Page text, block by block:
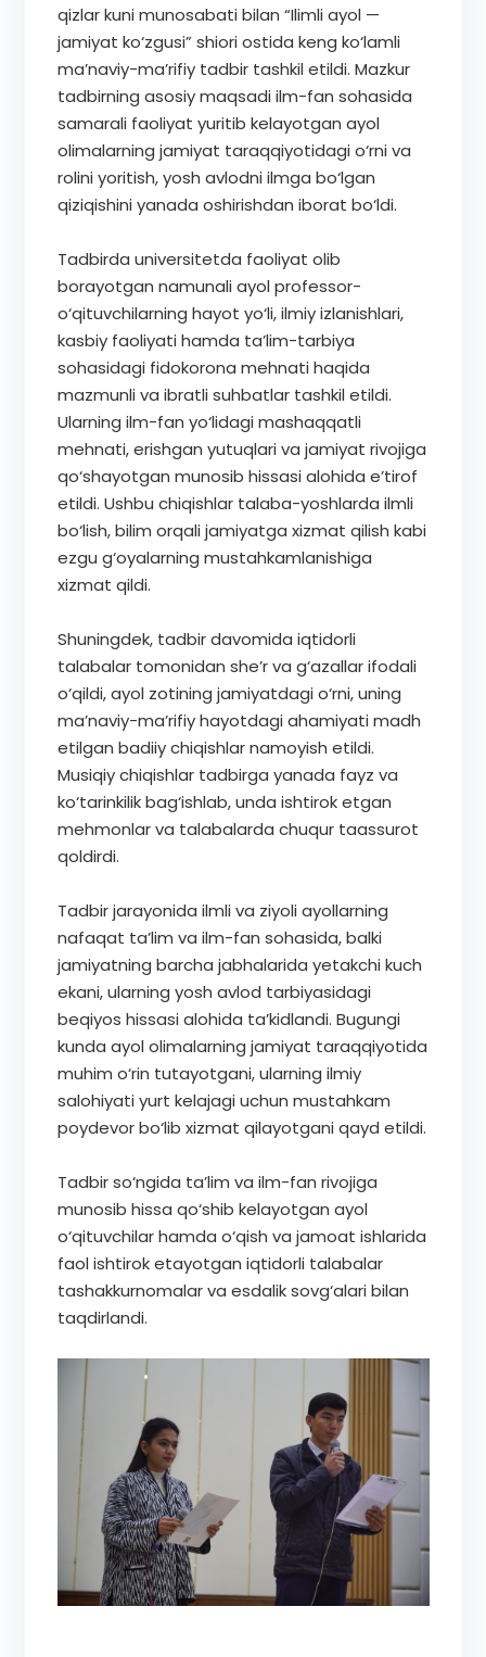
qizlar kuni munosabati bilan “Ilimli ayol —
jamiyat ko‘zgusi” shiori ostida keng ko‘lamli
ma’naviy-ma’rifiy tadbir tashkil etildi. Mazkur
tadbirning asosiy maqsadi ilm-fan sohasida
samarali faoliyat yuritib kelayotgan ayol
olimalarning jamiyat taraqqiyotidagi o‘rni va
rolini yoritish, yosh avlodni ilmga bo‘lgan
qiziqishini yanada oshirishdan iborat bo‘ldi.
Tadbirda universitetda faoliyat olib
borayotgan namunali ayol professor-
o‘qituvchilarning hayot yo‘li, ilmiy izlanishlari,
kasbiy faoliyati hamda ta’lim-tarbiya
sohasidagi fidokorona mehnati haqida
mazmunli va ibratli suhbatlar tashkil etildi.
Ularning ilm-fan yo‘lidagi mashaqqatli
mehnati, erishgan yutuqlari va jamiyat rivojiga
qo‘shayotgan munosib hissasi alohida e’tirof
etildi. Ushbu chiqishlar talaba-yoshlarda ilmli
bo‘lish, bilim orqali jamiyatga xizmat qilish kabi
ezgu g‘oyalarning mustahkamlanishiga
xizmat qildi.
Shuningdek, tadbir davomida iqtidorli
talabalar tomonidan she’r va g‘azallar ifodali
o‘qildi, ayol zotining jamiyatdagi o‘rni, uning
ma’naviy-ma’rifiy hayotdagi ahamiyati madh
etilgan badiiy chiqishlar namoyish etildi.
Musiqiy chiqishlar tadbirga yanada fayz va
ko‘tarinkilik bag‘ishlab, unda ishtirok etgan
mehmonlar va talabalarda chuqur taassurot
qoldirdi.
Tadbir jarayonida ilmli va ziyoli ayollarning
nafaqat ta’lim va ilm-fan sohasida, balki
jamiyatning barcha jabhalarida yetakchi kuch
ekani, ularning yosh avlod tarbiyasidagi
beqiyos hissasi alohida ta’kidlandi. Bugungi
kunda ayol olimalarning jamiyat taraqqiyotida
muhim o‘rin tutayotgani, ularning ilmiy
salohiyati yurt kelajagi uchun mustahkam
poydevor bo‘lib xizmat qilayotgani qayd etildi.
Tadbir so‘ngida ta’lim va ilm-fan rivojiga
munosib hissa qo‘shib kelayotgan ayol
o‘qituvchilar hamda o‘qish va jamoat ishlarida
faol ishtirok etayotgan iqtidorli talabalar
tashakkurnomalar va esdalik sovg‘alari bilan
taqdirlandi.